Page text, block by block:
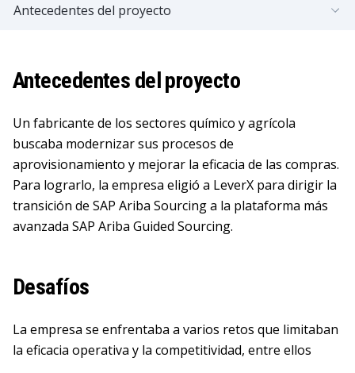
Antecedentes del proyecto
Antecedentes del proyecto
Un fabricante de los sectores químico y agrícola
buscaba modernizar sus procesos de
aprovisionamiento y mejorar la eficacia de las compras.
Para lograrlo, la empresa eligió a LeverX para dirigir la
transición de SAP Ariba Sourcing a la plataforma más
avanzada SAP Ariba Guided Sourcing.
Desafíos
La empresa se enfrentaba a varios retos que limitaban
la eficacia operativa y la competitividad, entre ellos